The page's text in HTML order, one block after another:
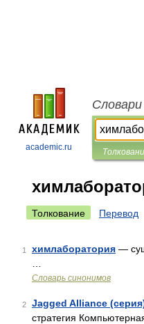
academic.ru
Толкование Перевод
1 химлаборатория —
Словарь синонимов
2 Jagged Alliance
стратегия